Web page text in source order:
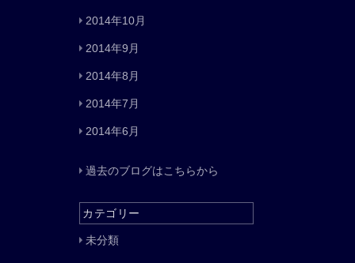
2014年10月
2014年9月
2014年8月
2014年7月
2014年6月
過去のブログはこちらから
カテゴリー
未分類